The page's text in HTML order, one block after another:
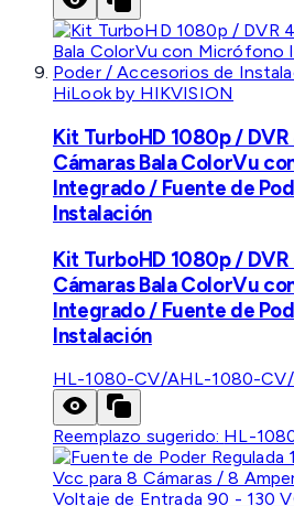
HiLook by HIKVISION
Kit TurboHD 1080p /
Cámaras Bala ColorVu
Integrado / Fuente de
Instalación
Kit TurboHD 1080p /
Cámaras Bala ColorVu
Integrado / Fuente de
Instalación
HL-1080-CV/AHL-1080-
Reemplazo sugerido: HL-